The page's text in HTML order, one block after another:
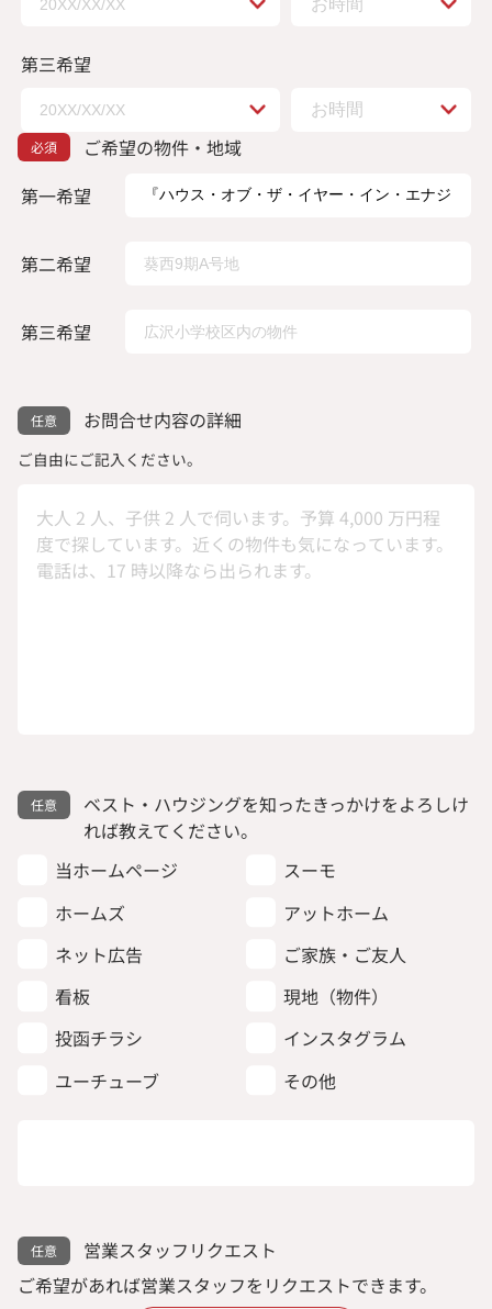
第三希望
ご希望の物件・地域
第一希望
第二希望
第三希望
お問合せ内容の詳細
ご自由にご記入ください。
ベスト・ハウジングを知ったきっかけをよろしけ
れば教えてください。
当ホームページ
スーモ
ホームズ
アットホーム
ネット広告
ご家族・ご友人
看板
現地（物件）
投函チラシ
インスタグラム
ユーチューブ
その他
営業スタッフリクエスト
ご希望があれば営業スタッフをリクエストできます。